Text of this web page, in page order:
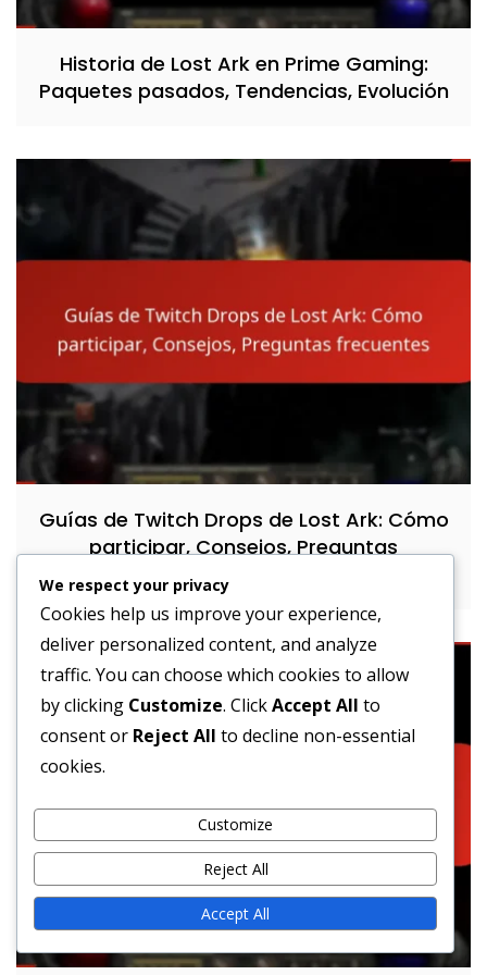
Historia de Lost Ark en Prime Gaming:
Paquetes pasados, Tendencias, Evolución
Guías de Twitch Drops de Lost Ark: Cómo
participar, Consejos, Preguntas
frecuentes
We respect your privacy
Cookies help us improve your experience,
deliver personalized content, and analyze
traffic. You can choose which cookies to allow
by clicking Customize. ClickAccept All to
consent or Reject All to decline non-essential
cookies.
Customize
Reject All
Accept All